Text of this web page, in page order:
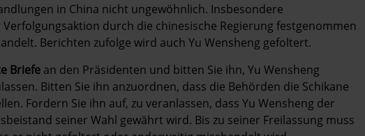
in China nicht ungewöhnlich. Insbesondere
durch die chinesische Regierung festgenommen
Berichten zufolge wird auch Yu Wensheng gefoltert.
Briefe an den Präsidenten und bitten Sie ihn, Yu Wensheng
Bitten Sie ihn anzuordnen, dass die Behörden die Schikane
Fordern Sie ihn auf, zu veranlassen, dass Yu Wensheng der
seiner Wahl gewährt wird. Bis zu seiner Freilassung muss